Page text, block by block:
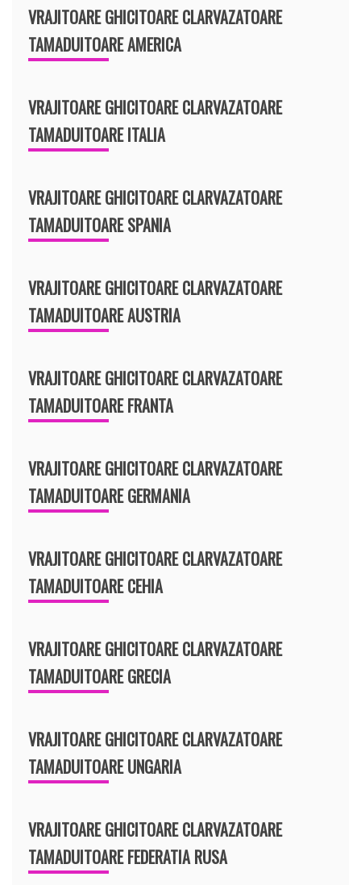
VRAJITOARE GHICITOARE CLARVAZATOARE
TAMADUITOARE AMERICA
VRAJITOARE GHICITOARE CLARVAZATOARE
TAMADUITOARE ITALIA
VRAJITOARE GHICITOARE CLARVAZATOARE
TAMADUITOARE SPANIA
VRAJITOARE GHICITOARE CLARVAZATOARE
TAMADUITOARE AUSTRIA
VRAJITOARE GHICITOARE CLARVAZATOARE
TAMADUITOARE FRANTA
VRAJITOARE GHICITOARE CLARVAZATOARE
TAMADUITOARE GERMANIA
VRAJITOARE GHICITOARE CLARVAZATOARE
TAMADUITOARE CEHIA
VRAJITOARE GHICITOARE CLARVAZATOARE
TAMADUITOARE GRECIA
VRAJITOARE GHICITOARE CLARVAZATOARE
TAMADUITOARE UNGARIA
VRAJITOARE GHICITOARE CLARVAZATOARE
TAMADUITOARE FEDERATIA RUSA